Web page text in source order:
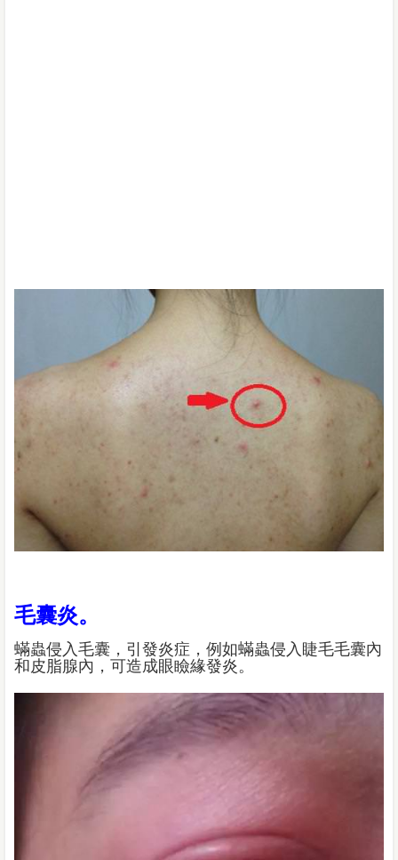
毛囊炎。
蟎蟲侵入毛囊，引發炎症，例如蟎蟲侵入睫毛毛囊內
和皮脂腺內，可造成眼瞼緣發炎。